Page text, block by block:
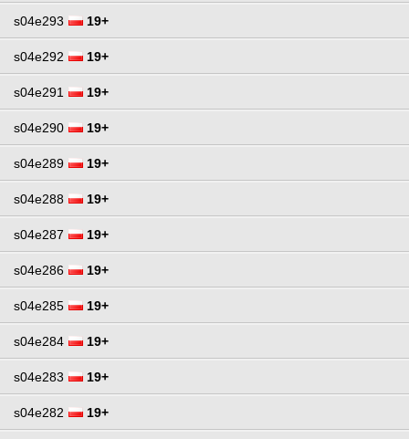
s04e293 19+
s04e292 19+
s04e291 19+
s04e290 19+
s04e289 19+
s04e288 19+
s04e287 19+
s04e286 19+
s04e285 19+
s04e284 19+
s04e283 19+
s04e282 19+